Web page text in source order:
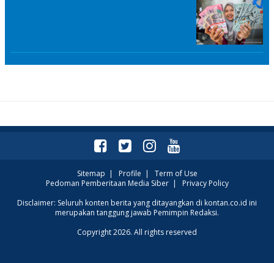
Sitemap | Profile | Term of Use
Pedoman Pemberitaan Media Siber| Privacy Policy
Disclaimer: Seluruh konten berita yang ditayangkan di kontan.co.id ini
merupakan tanggung jawab Pemimpin Redaksi.
Copyright 2026. All rights reserved